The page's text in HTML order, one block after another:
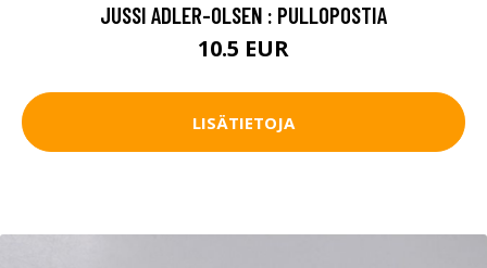
JUSSI ADLER-OLSEN : PULLOPOSTIA
10.5 EUR
LISÄTIETOJA